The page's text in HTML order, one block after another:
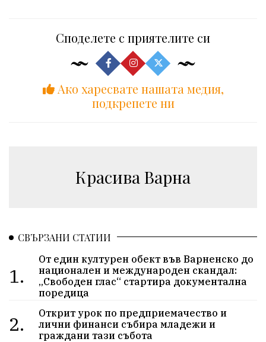
Споделете с приятелите си
Ако харесвате нашата медия,
подкрепете ни
Красива Варна
СВЪРЗАНИ СТАТИИ
1.
От един културен обект във Варненско до
национален и международен скандал:
„Свободен глас“ стартира документална
поредица
2.
Открит урок по предприемачество и
лични финанси събира младежи и
граждани тази събота